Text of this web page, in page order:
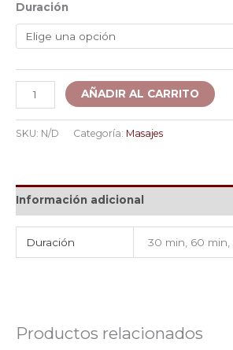
Duración
AÑADIR AL CARRITO
SKU: N/D Categoría: Masajes
Información adicional
Duración 30 min, 60 min,
Productos relacionados